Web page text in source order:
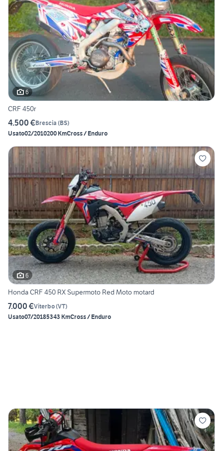
6
CRF 450r
4.500 €Brescia (BS)
Usato02/2010200 KmCross / Enduro
6
Honda CRF 450 RX Supermoto Red Moto motard
7.000 €Viterbo(VT)
Usato07/20185343 KmCross / Enduro